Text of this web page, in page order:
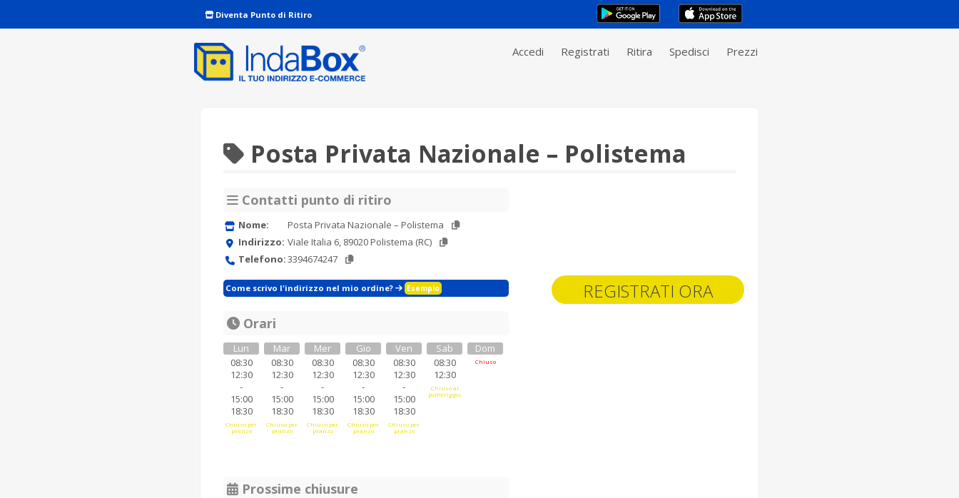
Diventa Punto di Ritiro
Accedi Registrati Ritira Spedisci Prezzi
REGISTRATI ORA
Posta Privata Nazionale – Polistema
Contatti punto di ritiro
Nome:
Posta Privata Nazionale – Polistema
Indirizzo: Viale Italia 6, 89020 Polistema (RC)
Telefono:3394674247
Come scrivo l'indirizzo nel mio ordine? Esempio
Orari
Lun
08:30
12:30
-
15:00
18:30
Chiuso per
pranzo
Mar
08:30
12:30
-
15:00
18:30
Chiuso per
pranzo
Mer
08:30
12:30
-
15:00
18:30
Chiuso per
pranzo
Gio
08:30
12:30
-
15:00
18:30
Chiuso per
pranzo
Ven
08:30
12:30
-
15:00
18:30
Chiuso per
pranzo
Sab
08:30
12:30
Chiuso al
pomeriggio
Dom
Chiuso
Prossime chiusure